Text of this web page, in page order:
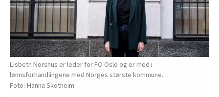
Lisbeth Norshus er leder for FO Oslo og er med i
lønnsforhandlingene med Norges største kommune.
Hanna Skotheim